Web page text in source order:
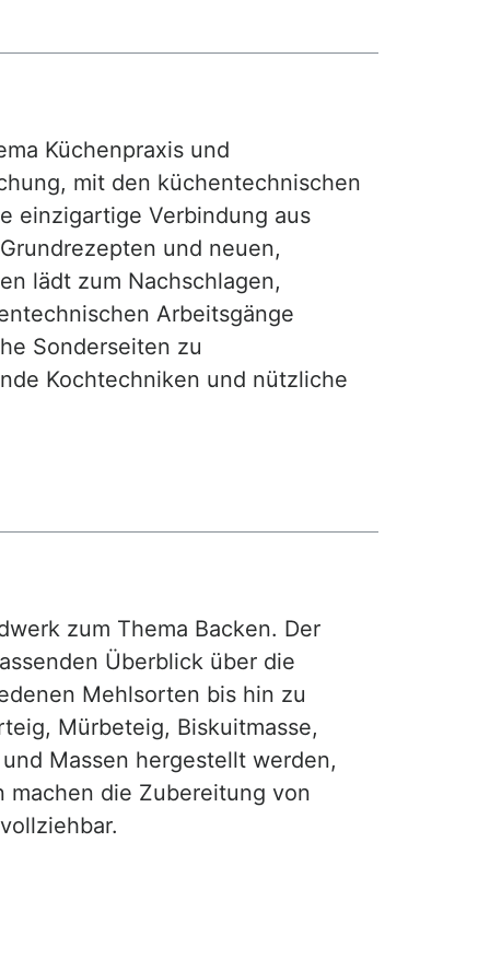
Küchenpraxis und
mit den küchentechnischen
einzigartige Verbindung aus
und neuen,
lädt zum Nachschlagen,
Arbeitsgänge
Sonderseiten zu
Kochtechniken und nützliche
zum Thema Backen. Der
Überblick über die
Mehlsorten bis hin zu
Mürbeteig, Biskuitmasse,
Massen hergestellt werden,
die Zubereitung von